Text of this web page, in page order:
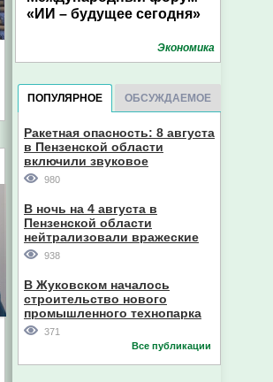
«ИИ – будущее сегодня»
Экономика
ПОПУЛЯРНОЕ ОБСУЖДАЕМОЕ
Ракетная опасность: 8 августа
в Пензенской области
включили звуковое
оповещение
980
В ночь на 4 августа в
Пензенской области
нейтрализовали вражеские
дроны
938
В Жуковском началось
строительство нового
промышленного технопарка
371
Все публикации